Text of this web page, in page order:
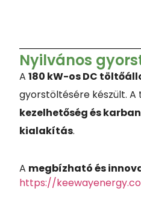
Nyilvános
A 180 kW-os DC
gyorstöltésére készült.
kezelhetőség és
kialakítás.
A megbízható és
https://